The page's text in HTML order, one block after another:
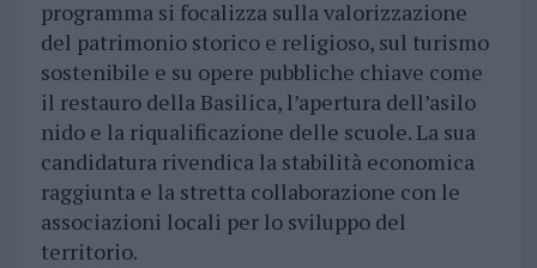
programma si focalizza sulla valorizzazione
del patrimonio storico e religioso, sul turismo
sostenibile e su opere pubbliche chiave come
il restauro della Basilica, l’apertura dell’asilo
nido e la riqualificazione delle scuole. La sua
candidatura rivendica la stabilità economica
raggiunta e la stretta collaborazione con le
associazioni locali per lo sviluppo del
territorio.